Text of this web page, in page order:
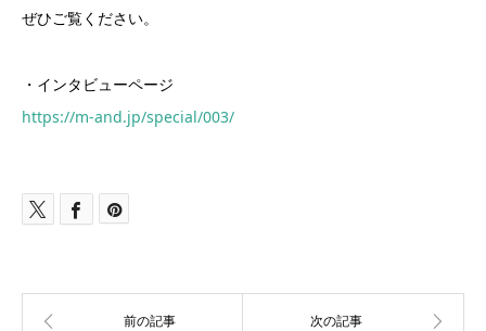
ぜひご覧ください。
・インタビューページ
https://m-and.jp/special/003/